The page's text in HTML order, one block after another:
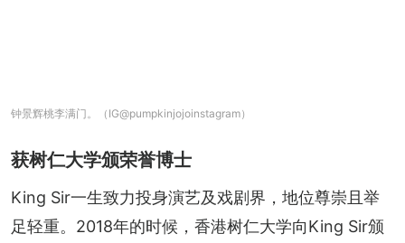
钟景辉桃李满门。（IG@pumpkinjojoinstagram）
获树仁大学颁荣誉博士
King Sir一生致力投身演艺及戏剧界，地位尊崇且举
足轻重。2018年的时候，香港树仁大学向King Sir颁